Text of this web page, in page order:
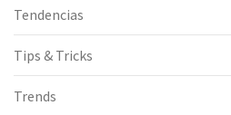
Tendencias
Tips & Tricks
Trends